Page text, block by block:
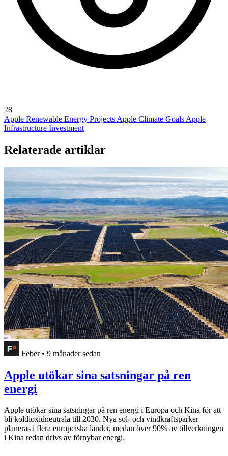
28
Apple Renewable Energy Projects Apple Climate Goals Apple
Infrastructure Investment
Relaterade artiklar
Feber • 9 månader sedan
Apple utökar sina satsningar på ren
energi
Apple utökar sina satsningar på ren energi i Europa och Kina för att
bli koldioxidneutrala till 2030. Nya sol- och vindkraftsparker
planeras i flera europeiska länder, medan över 90% av tillverkningen
i Kina redan drivs av förnybar energi.